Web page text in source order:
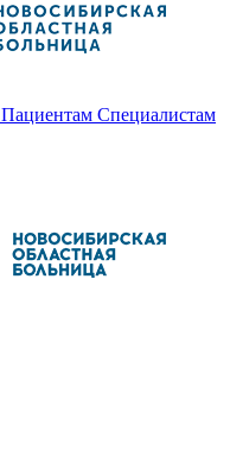
Пациентам Специалистам